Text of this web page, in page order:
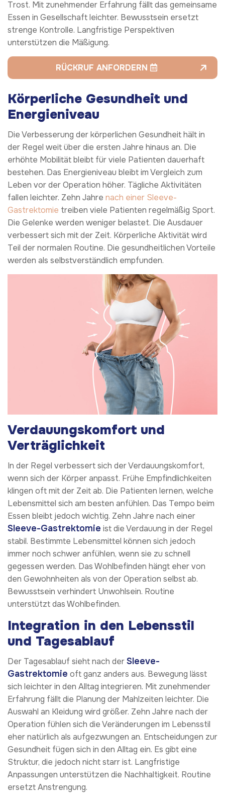
Trost. Mit zunehmender Erfahrung fällt das gemeinsame
Essen in Gesellschaft leichter. Bewusstsein ersetzt
strenge Kontrolle. Langfristige Perspektiven
unterstützen die Mäßigung.
RÜCKRUF ANFORDERN
Körperliche Gesundheit und
Energieniveau
Die Verbesserung der körperlichen Gesundheit hält in
der Regel weit über die ersten Jahre hinaus an. Die
erhöhte Mobilität bleibt für viele Patienten dauerhaft
bestehen. Das Energieniveau bleibt im Vergleich zum
Leben vor der Operation höher. Tägliche Aktivitäten
fallen leichter. Zehn Jahre nach einer Sleeve-
Gastrektomie treiben viele Patienten regelmäßig Sport.
Die Gelenke werden weniger belastet. Die Ausdauer
verbessert sich mit der Zeit. Körperliche Aktivität wird
Teil der normalen Routine. Die gesundheitlichen Vorteile
werden als selbstverständlich empfunden.
Verdauungskomfort und
Verträglichkeit
In der Regel verbessert sich der Verdauungskomfort,
wenn sich der Körper anpasst. Frühe Empfindlichkeiten
klingen oft mit der Zeit ab. Die Patienten lernen, welche
Lebensmittel sich am besten anfühlen. Das Tempo beim
Essen bleibt jedoch wichtig. Zehn Jahre nach einer
Sleeve-Gastrektomie ist die Verdauung in der Regel
stabil. Bestimmte Lebensmittel können sich jedoch
immer noch schwer anfühlen, wenn sie zu schnell
gegessen werden. Das Wohlbefinden hängt eher von
den Gewohnheiten als von der Operation selbst ab.
Bewusstsein verhindert Unwohlsein. Routine
unterstützt das Wohlbefinden.
Integration in den Lebensstil
und Tagesablauf
Der Tagesablauf sieht nach derSleeve-
Gastrektomie oft ganz anders aus. Bewegung lässt
sich leichter in den Alltag integrieren. Mit zunehmender
Erfahrung fällt die Planung der Mahlzeiten leichter. Die
Auswahl an Kleidung wird größer. Zehn Jahre nach der
Operation fühlen sich die Veränderungen im Lebensstil
eher natürlich als aufgezwungen an. Entscheidungen zur
Gesundheit fügen sich in den Alltag ein. Es gibt eine
Struktur, die jedoch nicht starr ist. Langfristige
Anpassungen unterstützen die Nachhaltigkeit. Routine
ersetzt Anstrengung.